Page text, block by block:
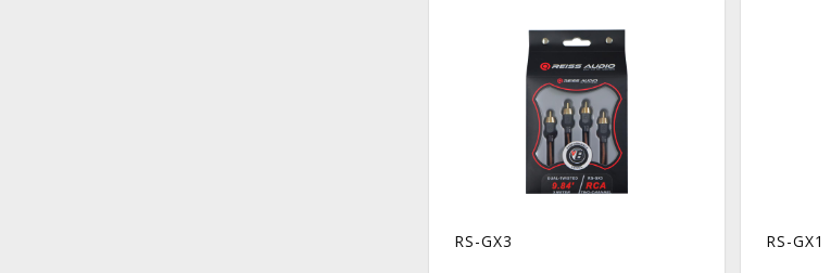
RS-GX3 RS-GX1